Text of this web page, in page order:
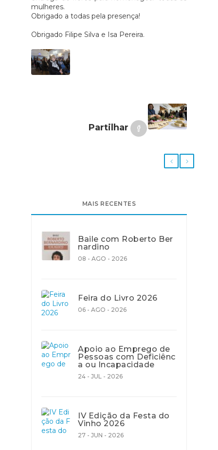
mulheres.
Obrigado a todas pela presença!
Obrigado Filipe Silva e Isa Pereira.
Partilhar
MAIS RECENTES
Baile com Roberto Ber
nardino
08 - AGO - 2026
Feira do Livro 2026
06 - AGO - 2026
Apoio ao Emprego de
Pessoas com Deficiênc
a ou Incapacidade
24 - JUL - 2026
IV Edição da Festa do
Vinho 2026
27 - JUN - 2026